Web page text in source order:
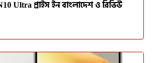
Ultra প্রাইস ইন বাংলাদেশ ও রিভিউ